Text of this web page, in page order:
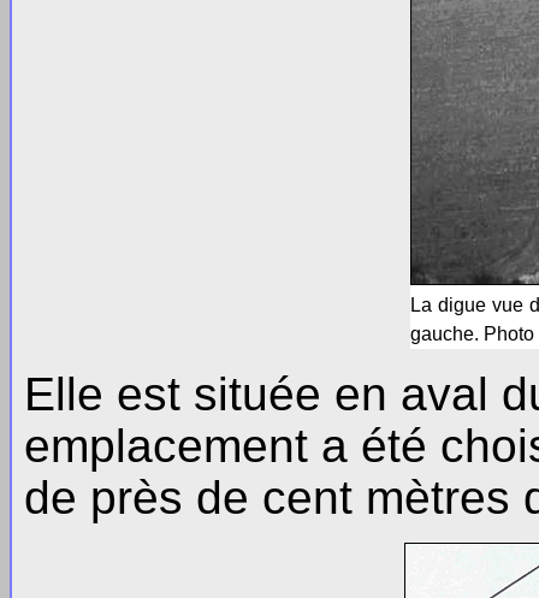
La digue vue
gauche.
Elle est située en aval
emplacement a été
de près de cent mètres